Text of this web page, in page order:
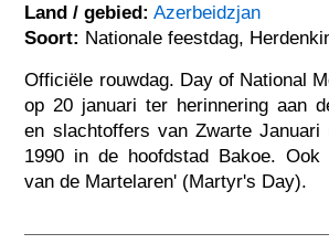
Land / gebied: Azerbeidzjan
Soort: Nationale feestdag,
Officiële rouwdag. Day of National
op 20 januari ter herinnering aan
en slachtoffers van Zwarte Januari
1990 in de hoofdstad Bakoe. Ook
van de Martelaren' (Martyr's Day).